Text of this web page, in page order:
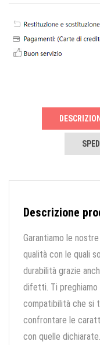
Descrizione
Garantiamo le
qualità con le quali
durabilità grazie
difetti. Ti preghiamo
compatibilità che si
confrontare le
con quelle dichiarate.